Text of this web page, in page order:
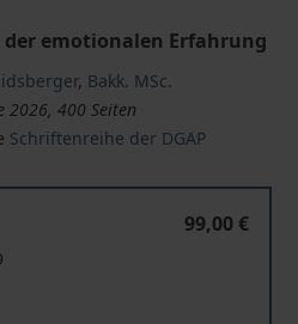
emotionalen Erfahrung
, Bakk. MSc.
2026, 400 Seiten
Schriftenreihe der DGAP
99,00 €